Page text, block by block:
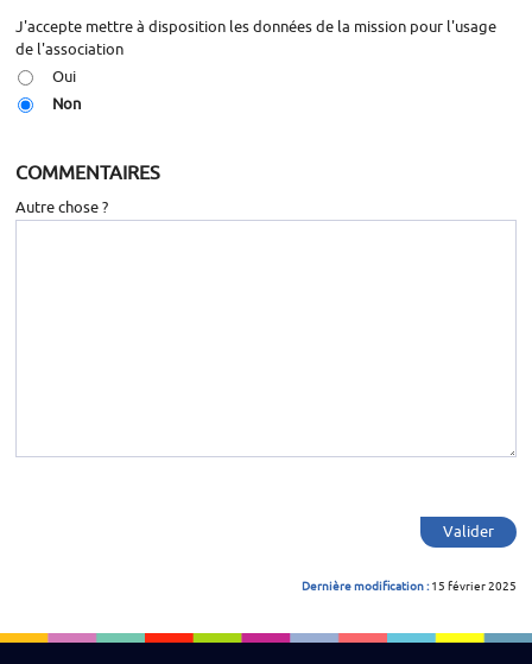
J'accepte mettre à disposition les données de la mission pour l'usage
de l'association
Oui
Non
COMMENTAIRES
Autre chose ?
Valider
Dernière modification :15 février 2025